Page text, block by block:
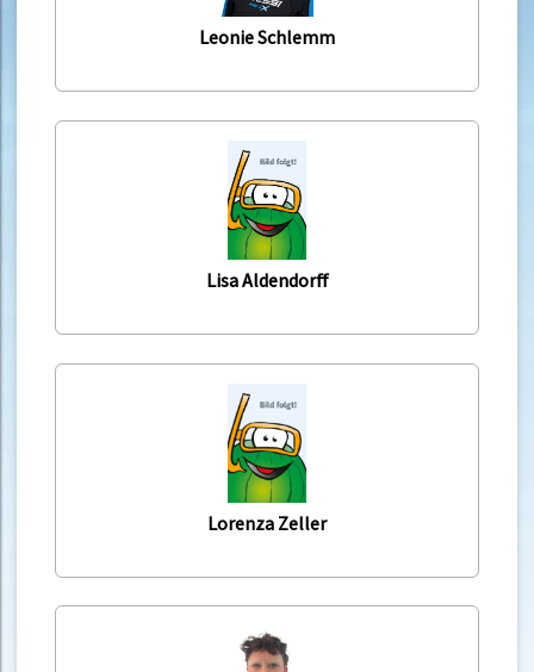
Leonie Schlemm
Lisa Aldendorff
Lorenza Zeller